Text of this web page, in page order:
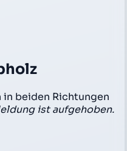
in beiden Richtungen
ist aufgehoben.